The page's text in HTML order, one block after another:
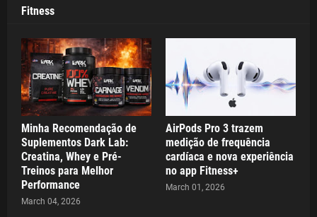
Fitness
Minha Recomendação de
Suplementos Dark Lab:
Creatina, Whey e Pré-
Treinos para Melhor
Performance
March 04, 2026
AirPods Pro 3 trazem
medição de frequência
cardíaca e nova experiência
no app Fitness+
March 01, 2026